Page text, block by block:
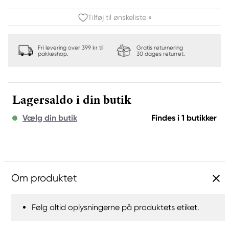
Tilføj til ønskeliste »
Fri levering over 399 kr til
pakkeshop.
Gratis returnering
30 dages returret.
Lagersaldo i din butik
Vælg din butik Findes i 1 butikker
Om produktet
Følg altid oplysningerne på produktets etiket.